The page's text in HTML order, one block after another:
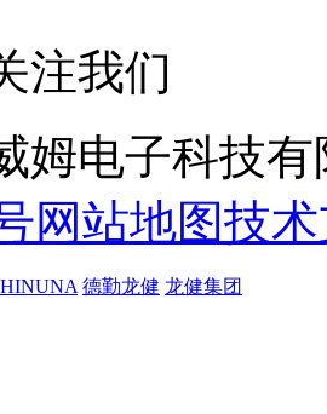
注我们
姆电子科技
网站地图技
德勤龙健 龙健集团